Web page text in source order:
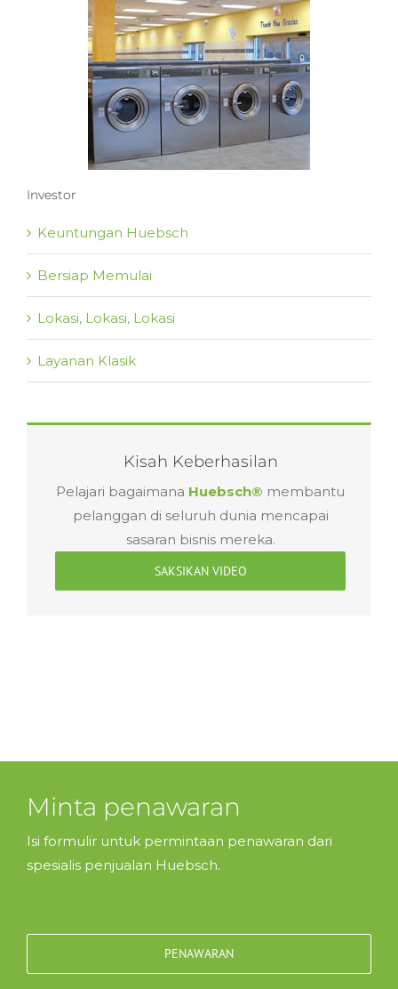
Investor
Keuntungan Huebsch
Bersiap Memulai
Lokasi, Lokasi, Lokasi
Layanan Klasik
Kisah Keberhasilan
Pelajari bagaimana Huebsch® membantu
pelanggan di seluruh dunia mencapai
sasaran bisnis mereka.
SAKSIKAN VIDEO
Minta penawaran
Isi formulir untuk permintaan penawaran dari
spesialis penjualan Huebsch.
PENAWARAN